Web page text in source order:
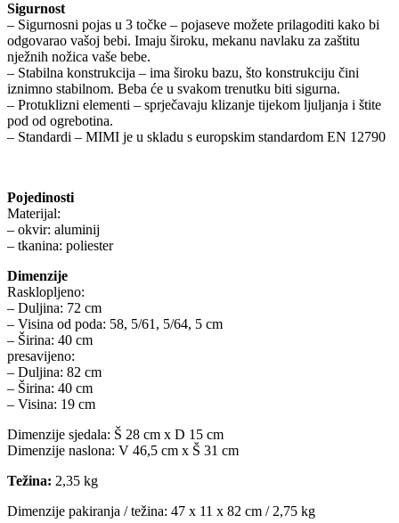
Sigurnost
– Sigurnosni pojas u 3 točke – pojaseve možete prilagoditi kako bi
odgovarao vašoj bebi. Imaju široku, mekanu navlaku za zaštitu
nježnih nožica vaše bebe.
– Stabilna konstrukcija – ima široku bazu, što konstrukciju čini
iznimno stabilnom. Beba će u svakom trenutku biti sigurna.
– Protuklizni elementi – sprječavaju klizanje tijekom ljuljanja i štite
pod od ogrebotina.
– Standardi – MIMI je u skladu s europskim standardom EN 12790
Pojedinosti
Materijal:
– okvir: aluminij
– tkanina: poliester
Dimenzije
Rasklopljeno:
– Duljina: 72 cm
– Visina od poda: 58, 5/61, 5/64, 5 cm
– Širina: 40 cm
presavijeno:
– Duljina: 82 cm
– Širina: 40 cm
– Visina: 19 cm
Dimenzije sjedala: Š 28 cm x D 15 cm
Dimenzije naslona: V 46,5 cm x Š 31 cm
Težina: 2,35 kg
Dimenzije pakiranja / težina: 47 x 11 x 82 cm / 2,75 kg